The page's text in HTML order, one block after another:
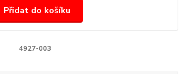
Přidat do košíku
4927-003